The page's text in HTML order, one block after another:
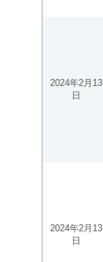
2024年2月13
日
2024年2月13
日